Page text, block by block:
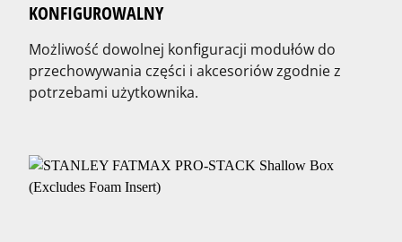
KONFIGUROWALNY
Możliwość dowolnej konfiguracji modułów do
przechowywania części i akcesoriów zgodnie z
potrzebami użytkownika.